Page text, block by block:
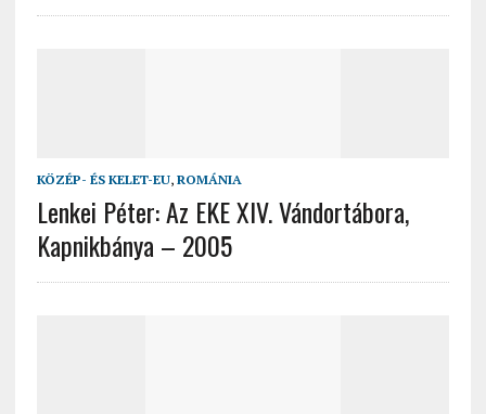
KÖZÉP- ÉS KELET-EU, ROMÁNIA
Lenkei Péter: Az EKE XIV. Vándortábora,
Kapnikbánya – 2005